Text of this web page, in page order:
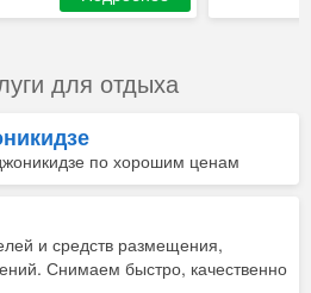
для отдыха
по хорошим ценам
и средств размещения,
Снимаем быстро, качественно